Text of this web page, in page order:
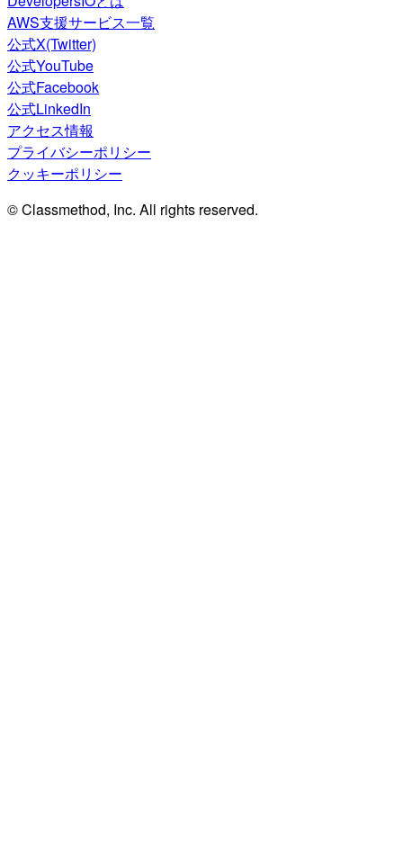
AWS支援サービス一覧
公式X(Twitter)
公式YouTube
公式Facebook
公式LinkedIn
アクセス情報
プライバシーポリシー
クッキーポリシー
© Classmethod, Inc. All rights reserved.